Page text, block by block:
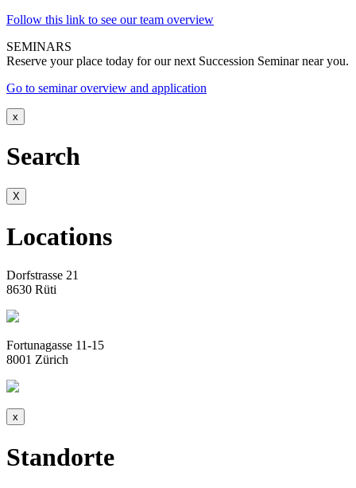
Follow this link to see our team overview
SEMINARS
Reserve your place today for our next Succession Seminar near you.
Go to seminar overview and application
x
Search
X
Locations
Dorfstrasse 21
8630 Rüti
Fortunagasse 11-15
8001 Zürich
x
Standorte